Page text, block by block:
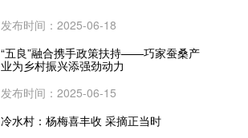
发布时间：2025-06-18
“五良”融合携手政策扶持——巧家蚕桑产
业为乡村振兴添强劲动力
发布时间：2025-06-15
冷水村：杨梅喜丰收 采摘正当时